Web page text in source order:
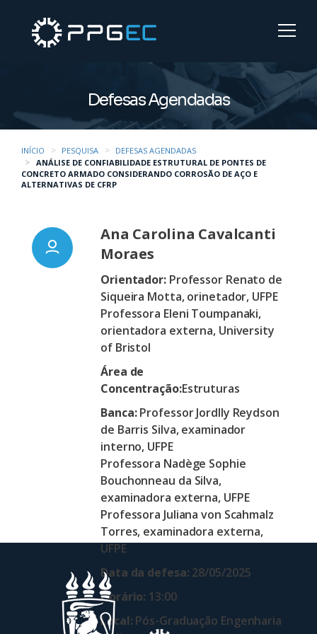
Defesas Agendadas
INÍCIO PESQUISA
DEFESAS AGENDADAS
ANÁLISE DE CONFIABILIDADE ESTRUTURAL DE PONTES DE
CONCRETO ARMADO CONSIDERANDO CORROSÃO DE AÇO E
ALTERNATIVAS DE CFRP
Ana Carolina Cavalcanti
Moraes
Orientador:Professor Renato de
Siqueira Motta, orinetador, UFPE
Professora Eleni Toumpanaki,
orientadora externa, University
of Bristol
Área de
Concentração:Estruturas
Banca:Professor Jordlly Reydson
de Barris Silva, examinador
interno, UFPE
Professora Nadège Sophie
Bouchonneau da Silva,
examinadora externa, UFPE
Professora Juliana von Scahmalz
Torres, examinadora externa,
UFPE
Data da defesa: 28/05/2025
Horário: 13:00
Local: Pós-Graduação Engenharia